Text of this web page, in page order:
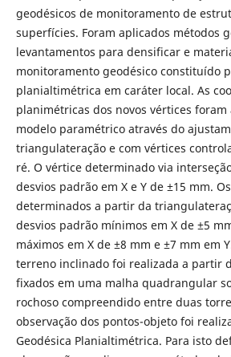
geodésicos de monitoramento de
superfícies. Foram aplicados métodos
levantamentos para densificar e
monitoramento geodésico constituído
planialtimétrica em caráter local. As
planimétricas dos novos vértices foram
modelo paramétrico através do
triangulateração e com vértices
ré. O vértice determinado via
desvios padrão em X e Y de ±15 mm.
determinados a partir da
desvios padrão mínimos em X de ±5
máximos em X de ±8 mm e ±7 mm em
terreno inclinado foi realizada a partir
fixados em uma malha quadrangular
rochoso compreendido entre duas
observação dos pontos-objeto foi
Geodésica Planialtimétrica. Para isto